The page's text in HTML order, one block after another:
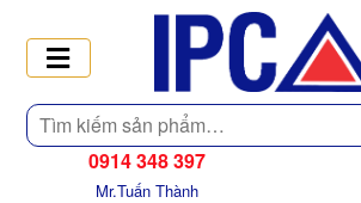
Tìm
kiếm
0914 348 397
Mr.Tuấn Thành